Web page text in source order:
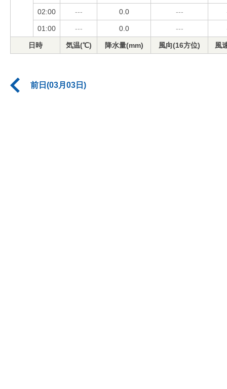
02:00 --- 0.0 ---
01:00 --- 0.0 ---
日時 気温(℃) 降水量(mm) 風向(16方位) 風
前日(03月03日)